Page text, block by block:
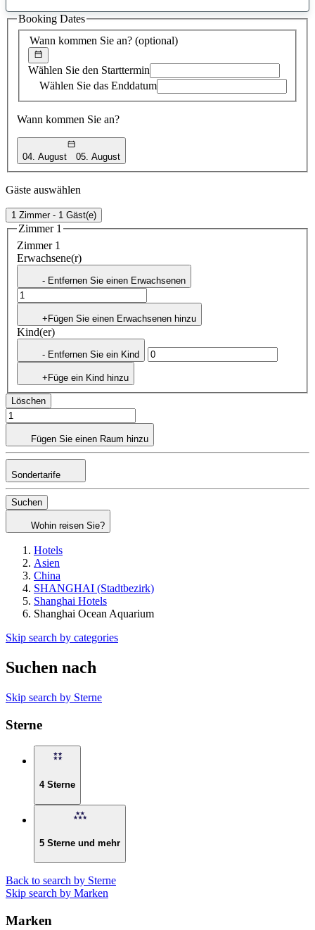
gefundener
Vorschlag
Wann kommen Sie an? (optional)
Wählen Sie den Starttermin
Wählen Sie das Enddatum
Wann kommen Sie an?
04. August 05. August
Booking Dates
Gäste auswählen
1 Zimmer - 1 Gäst(e)
Zimmer 1
Zimmer 1
Erwachsene(r)
- Entfernen Sie einen Erwachsenen
+Fügen Sie einen Erwachsenen hinzu
Kind(er)
- Entfernen Sie ein Kind
+Füge ein Kind hinzu
Löschen
Fügen Sie einen Raum hinzu
Sondertarife
Suchen
Wohin reisen Sie?
Hotels
Asien
China
SHANGHAI (Stadtbezirk)
Shanghai Hotels
Shanghai Ocean Aquarium
Skip search by categories
Suchen nach
Skip search by Sterne
Sterne
4 Sterne
5 Sterne und mehr
Back to search by Sterne
Skip search by Marken
Marken